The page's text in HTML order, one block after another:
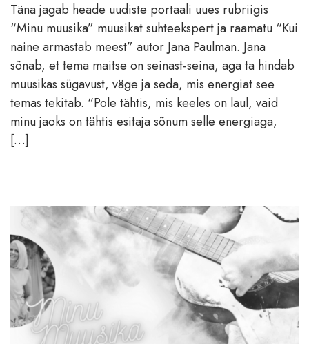
Täna jagab heade uudiste portaali uues rubriigis
“Minu muusika” muusikat suhteekspert ja raamatu “Kui
naine armastab meest” autor Jana Paulman. Jana
sõnab, et tema maitse on seinast-seina, aga ta hindab
muusikas sügavust, väge ja seda, mis energiat see
temas tekitab. “Pole tähtis, mis keeles on laul, vaid
minu jaoks on tähtis esitaja sõnum selle energiaga,
[…]